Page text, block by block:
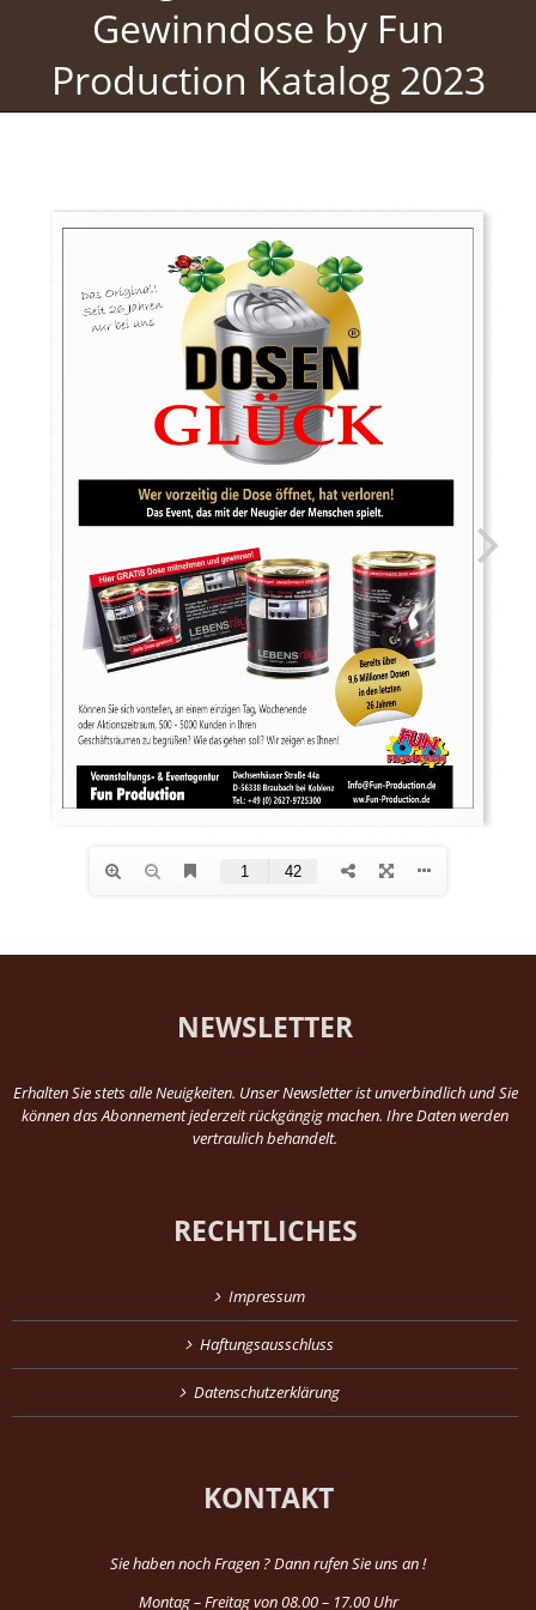
Gewinndose by Fun
Production Katalog 2023
NEWSLETTER
Erhalten Sie stets alle Neuigkeiten. Unser Newsletter ist unverbindlich und Sie
können das Abonnement jederzeit rückgängig machen. Ihre Daten werden
vertraulich behandelt.
RECHTLICHES
Impressum
Haftungsausschluss
Datenschutzerklärung
KONTAKT
Sie haben noch Fragen ? Dann rufen Sie uns an !
Montag – Freitag von 08.00 – 17.00 Uhr